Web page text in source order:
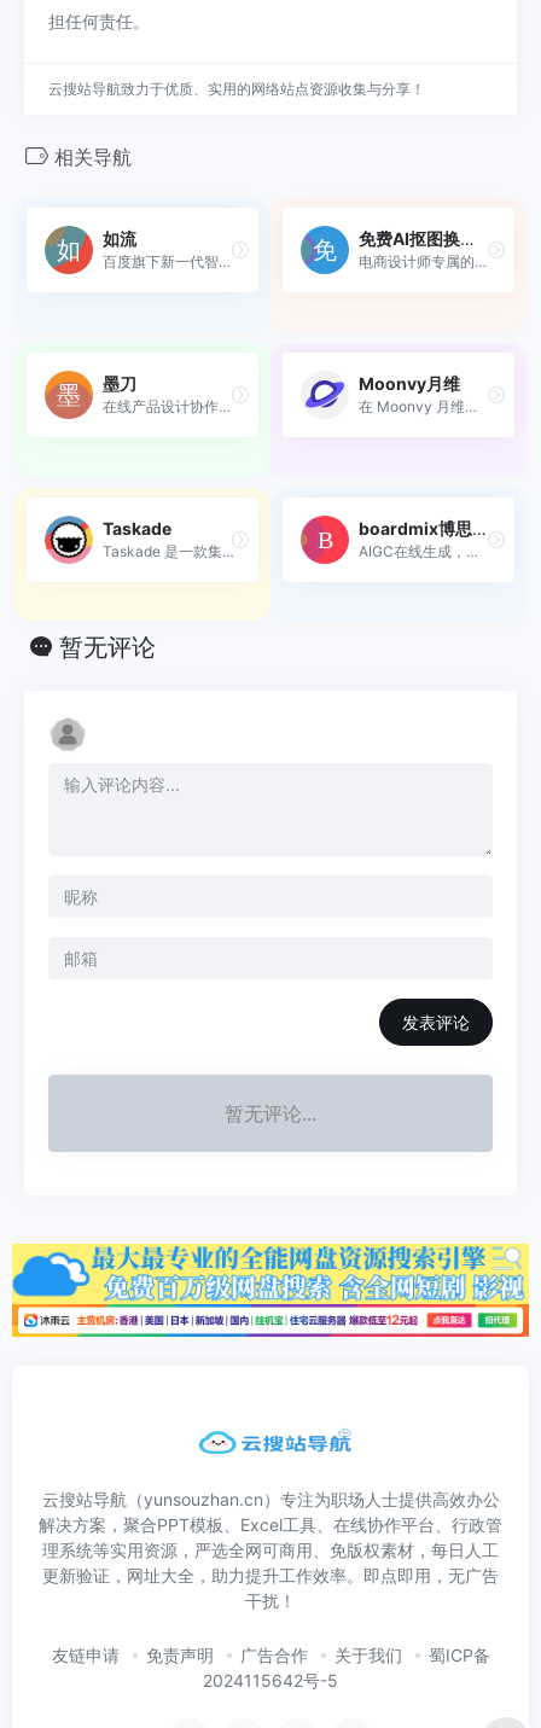
担任何责任。
云搜站导航致力于优质、实用的网络站点资源收集与分享！
相关导航
如流
百度旗下新一代智能工作平台
免费AI抠图换背景
电商设计师专属的全链路图片...
墨刀
在线产品设计协作一体化平台
Moonvy月维
在 Moonvy 月维上在线管理并...
Taskade
Taskade 是一款集成了人工智...
boardmix博思白板
AIGC在线生成，多人协同思维...
暂无评论
发表评论
暂无评论...
云搜站导航（yunsouzhan.cn）专注为职场人士提供高效办公
解决方案，聚合PPT模板、Excel工具、在线协作平台、行政管
理系统等实用资源，严选全网可商用、免版权素材，每日人工
更新验证，网址大全，助力提升工作效率。即点即用，无广告
干扰！
友链申请 免责声明 广告合作 关于我们
蜀ICP备
2024115642号-5